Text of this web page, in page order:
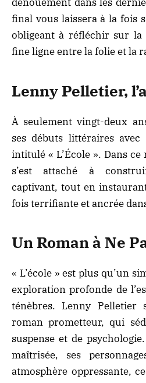
final vous laissera à la fois
obligeant à réfléchir sur
fine ligne entre la folie et la
Lenny Pelletier,
À seulement vingt-deux
ses débuts littéraires
intitulé « L’École ». Dans
s’est attaché à
captivant, tout en
fois terrifiante et ancrée
Un Roman à Ne
« L’école » est plus qu’un
exploration profonde de
ténèbres. Lenny Pelletier
roman prometteur, qui
suspense et de
maîtrisée, ses
atmosphère oppressante,